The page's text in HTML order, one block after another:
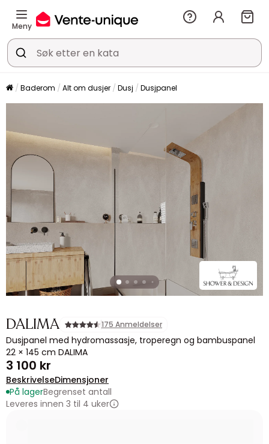
Meny
Baderom Alt om dusjer Dusj Dusjpanel
DALIMA 175 Anmeldelser
Dusjpanel med hydromassasje, troperegn og bambuspanel
22 × 145 cm DALIMA
3 100 kr
BeskrivelseDimensjoner
På lagerBegrenset antall
Leveres innen 3 til 4 uker